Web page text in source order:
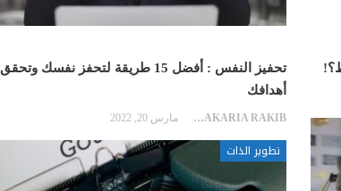
تحفيز النفس : أفضل 15 طريقة لتحفز نفسك وتحقق
أهدافك
ZAKARIA RAKIB مارس 20, 2022
تطوير الذات